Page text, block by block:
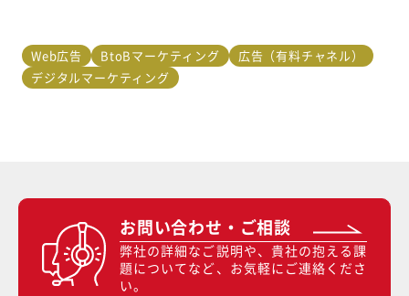
Web広告 BtoBマーケティング
広告（有料チャネル）
デジタルマーケティング
お問い合わせ・ご相談
弊社の詳細なご説明や、貴社の抱える課
題についてなど、お気軽にご連絡くださ
い。